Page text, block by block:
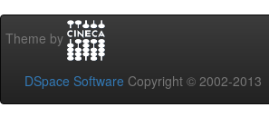
Theme by
DSpace Software Copyright © 2002-2013